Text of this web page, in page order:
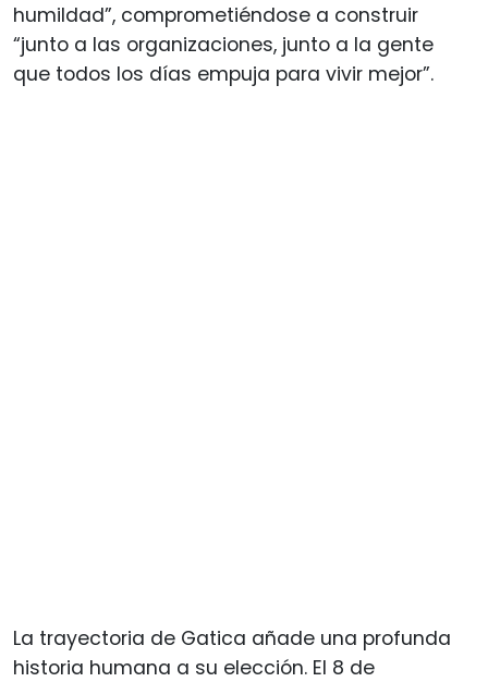
humildad”, comprometiéndose a construir
“junto a las organizaciones, junto a la gente
que todos los días empuja para vivir mejor”.
La trayectoria de Gatica añade una profunda
historia humana a su elección. El 8 de